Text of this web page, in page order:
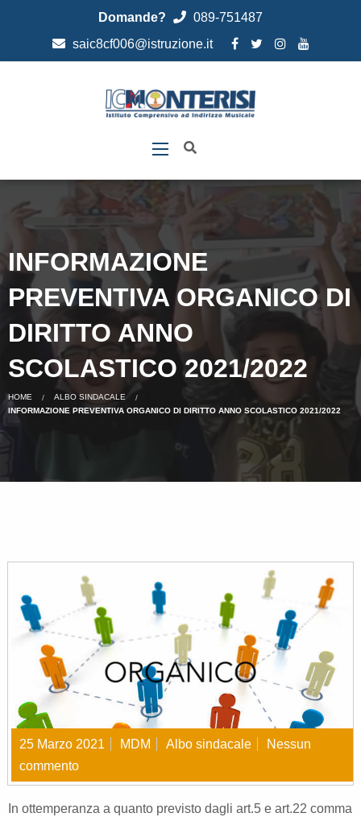
Domande?
089-751487
saic8cf006@istruzione.it
INFORMAZIONE
PREVENTIVA ORGANICO DI
DIRITTO ANNO
SCOLASTICO 2021/2022
HOME
ALBO SINDACALE
INFORMAZIONE PREVENTIVA ORGANICO DI DIRITTO ANNO SCOLASTICO 2021/2022
25 Marzo 2021 MDM Albo sindacale
Nessun
commento
In ottemperanza a quanto previsto dagli art.5 e art.22 comma